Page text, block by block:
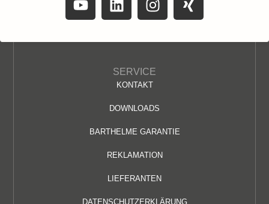
SERVICE
KONTAKT
DOWNLOADS
BARTHELME GARANTIE
REKLAMATION
LIEFERANTEN
DATENSCHUTZERKLÄRUNG